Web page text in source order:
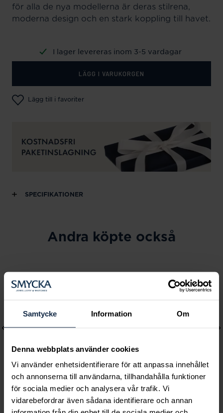
Samtycke Information Om
Denna webbplats använder cookies
Vi använder enhetsidentifierare för att anpassa innehållet
och annonserna till användarna, tillhandahålla funktioner
för sociala medier och analysera vår trafik. Vi
vidarebefordrar även sådana identifierare och annan
för alla de nya modellerna är deras stilrena,
moderna design och en stark koppling till havet.
I lager levereras inom 3-5 vardagar
LÄGG I VARUKORGEN
Lägg till i favoriter
SPECIFIKATIONER
Andra köpte också
Lily and Rose
Emily pearl bracelet -
Mockberg